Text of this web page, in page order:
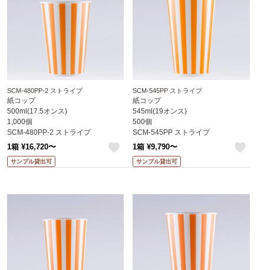
SCM-480PP-2 ストライプ
紙コップ
500ml(17.5オンス)
1,000個
SCM-480PP-2 ストライプ
※沖縄・離島 送料別途 ※個人宅配送
1箱 ¥16,720〜
サンプル貸出可
SCM-545PP ストライプ
紙コップ
545ml(19オンス)
500個
SCM-545PP ストライプ
※沖縄・離島 送料別途 ※個人宅配送
1箱 ¥9,790〜
サンプル貸出可